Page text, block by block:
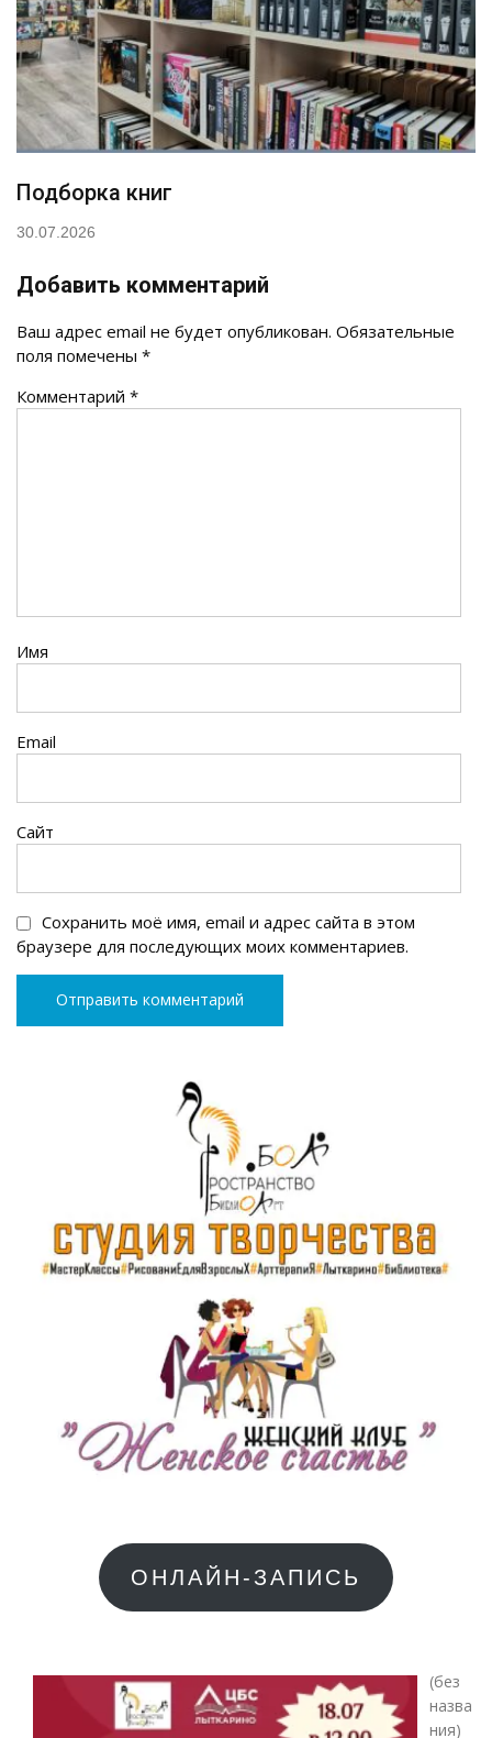
Подборка книг
30.07.2026
Добавить комментарий
Ваш адрес email не будет опубликован. Обязательные
поля помечены *
Комментарий *
Имя
Email
Сайт
Сохранить моё имя, email и адрес сайта в этом
браузере для последующих моих комментариев.
ОНЛАЙН-ЗАПИСЬ
(без
назва
ния)